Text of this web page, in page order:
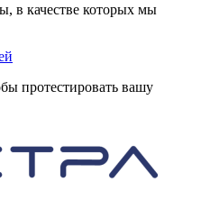
в качестве которых мы
протестировать вашу